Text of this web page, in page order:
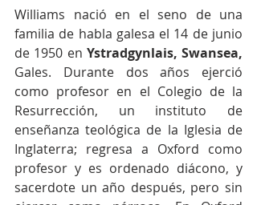
Williams nació en el seno de una
familia de habla galesa el 14 de junio
de 1950 en Ystradgynlais, Swansea
Gales. Durante dos años ejerció
como profesor en el Colegio de la
Resurrección, un instituto de
enseñanza teológica de la Iglesia de
Inglaterra; regresa a Oxford como
profesor y es ordenado diácono, y
sacerdote un año después, pero sin